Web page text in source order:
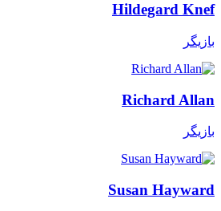
Hildegard Knef
بازیگر
Richard Allan
بازیگر
Susan Hayward